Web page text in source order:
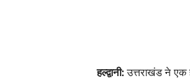
हल्द्वानी:उत्तराखंड ने एक